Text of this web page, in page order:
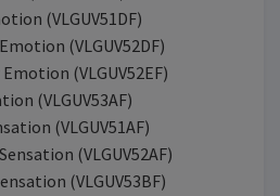
(VLGUV51DF)
(VLGUV52DF)
(VLGUV52EF)
(VLGUV53AF)
(VLGUV51AF)
(VLGUV52AF)
(VLGUV53BF)